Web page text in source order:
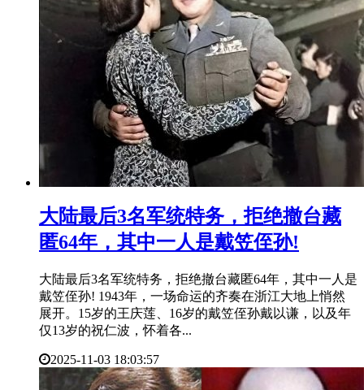
​大陆最后3名军统特务，拒绝撤台藏
匿64年，其中一人是戴笠侄孙!
大陆最后3名军统特务，拒绝撤台藏匿64年，其中一人是
戴笠侄孙! 1943年，一场命运的齐奏在浙江大地上悄然
展开。15岁的王庆莲、16岁的戴笠侄孙戴以谦，以及年
仅13岁的祝仁波，怀着各...
2025-11-03 18:03:57